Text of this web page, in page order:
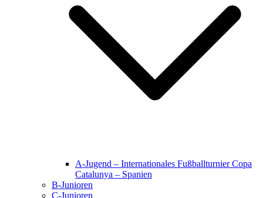
A-Jugend – Internationales Fußballturnier Copa
Catalunya – Spanien
B-Junioren
C-Junioren